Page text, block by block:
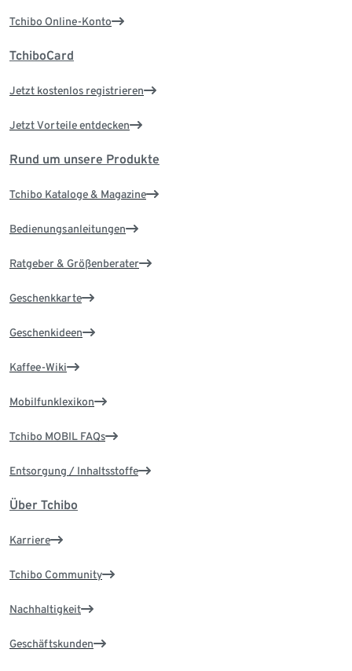
Tchibo Online-Konto
TchiboCard
Jetzt kostenlos registrieren
Jetzt Vorteile entdecken
Rund um unsere Produkte
Tchibo Kataloge & Magazine
Bedienungsanleitungen
Ratgeber & Größenberater
Geschenkkarte
Geschenkideen
Kaffee-Wiki
Mobilfunklexikon
Tchibo MOBIL FAQs
Entsorgung / Inhaltsstoffe
Über Tchibo
Karriere
Tchibo Community
Nachhaltigkeit
Geschäftskunden